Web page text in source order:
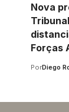
Nova
Forças
PorDiego